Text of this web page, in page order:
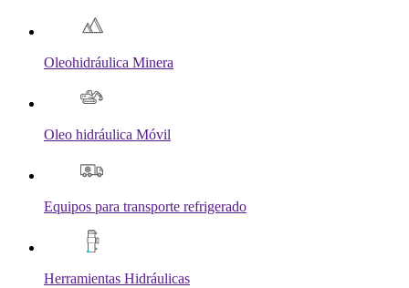
Oleohidráulica Minera
Oleo hidráulica Móvil
Equipos para transporte refrigerado
Herramientas Hidráulicas